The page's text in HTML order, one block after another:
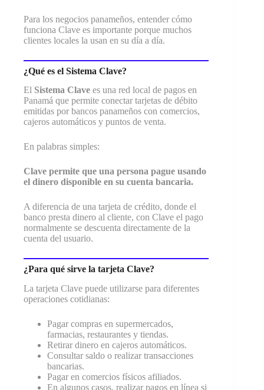
Para los negocios panameños, entender cómo
funciona Clave es importante porque muchos
clientes locales la usan en su día a día.
¿Qué es el Sistema Clave?
El Sistema Clave es una red local de pagos en
Panamá que permite conectar tarjetas de débito
emitidas por bancos panameños con comercios,
cajeros automáticos y puntos de venta.
En palabras simples:
Clave permite que una persona pague usando
el dinero disponible en su cuenta bancaria.
A diferencia de una tarjeta de crédito, donde el
banco presta dinero al cliente, con Clave el pago
normalmente se descuenta directamente de la
cuenta del usuario.
¿Para qué sirve la tarjeta Clave?
La tarjeta Clave puede utilizarse para diferentes
operaciones cotidianas:
Pagar compras en supermercados,
farmacias, restaurantes y tiendas.
Retirar dinero en cajeros automáticos.
Consultar saldo o realizar transacciones
bancarias.
Pagar en comercios físicos afiliados.
En algunos casos, realizar pagos en línea si